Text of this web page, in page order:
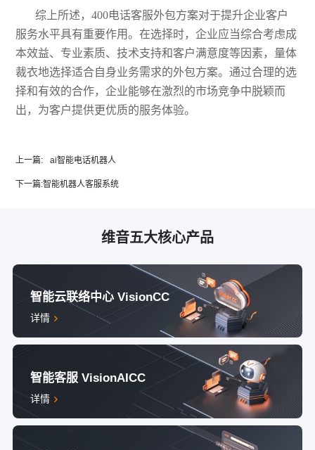
综上所述，400电话客服外包方案对于提升企业客户
服务水平具有重要作用。在选择时，企业应当综合考虑成
本效益、专业素质、技术支持和客户满意度等因素，量体
裁衣地选择适合自身业务需求的外包方案。通过合理的选
择和有效的合作，企业能够在激烈的市场竞争中脱颖而
出，为客户提供更优质的服务体验。
上一篇: ai智能电话机器人
下一篇:智能机器人客服系统
维音五大核心产品
智能云联络中心 VisionCC
详情
智能客服 VisionAICC
详情